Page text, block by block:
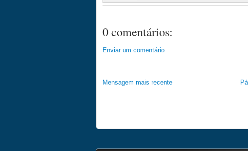
0 comentários:
Enviar um comentário
Mensagem mais recente